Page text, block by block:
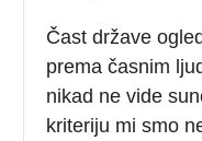
Čast države
prema časnim
nikad ne vide
kriteriju mi smo